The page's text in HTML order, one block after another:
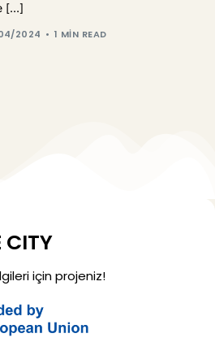
[…]
2024 1 MIN READ
CITY
için projeniz!